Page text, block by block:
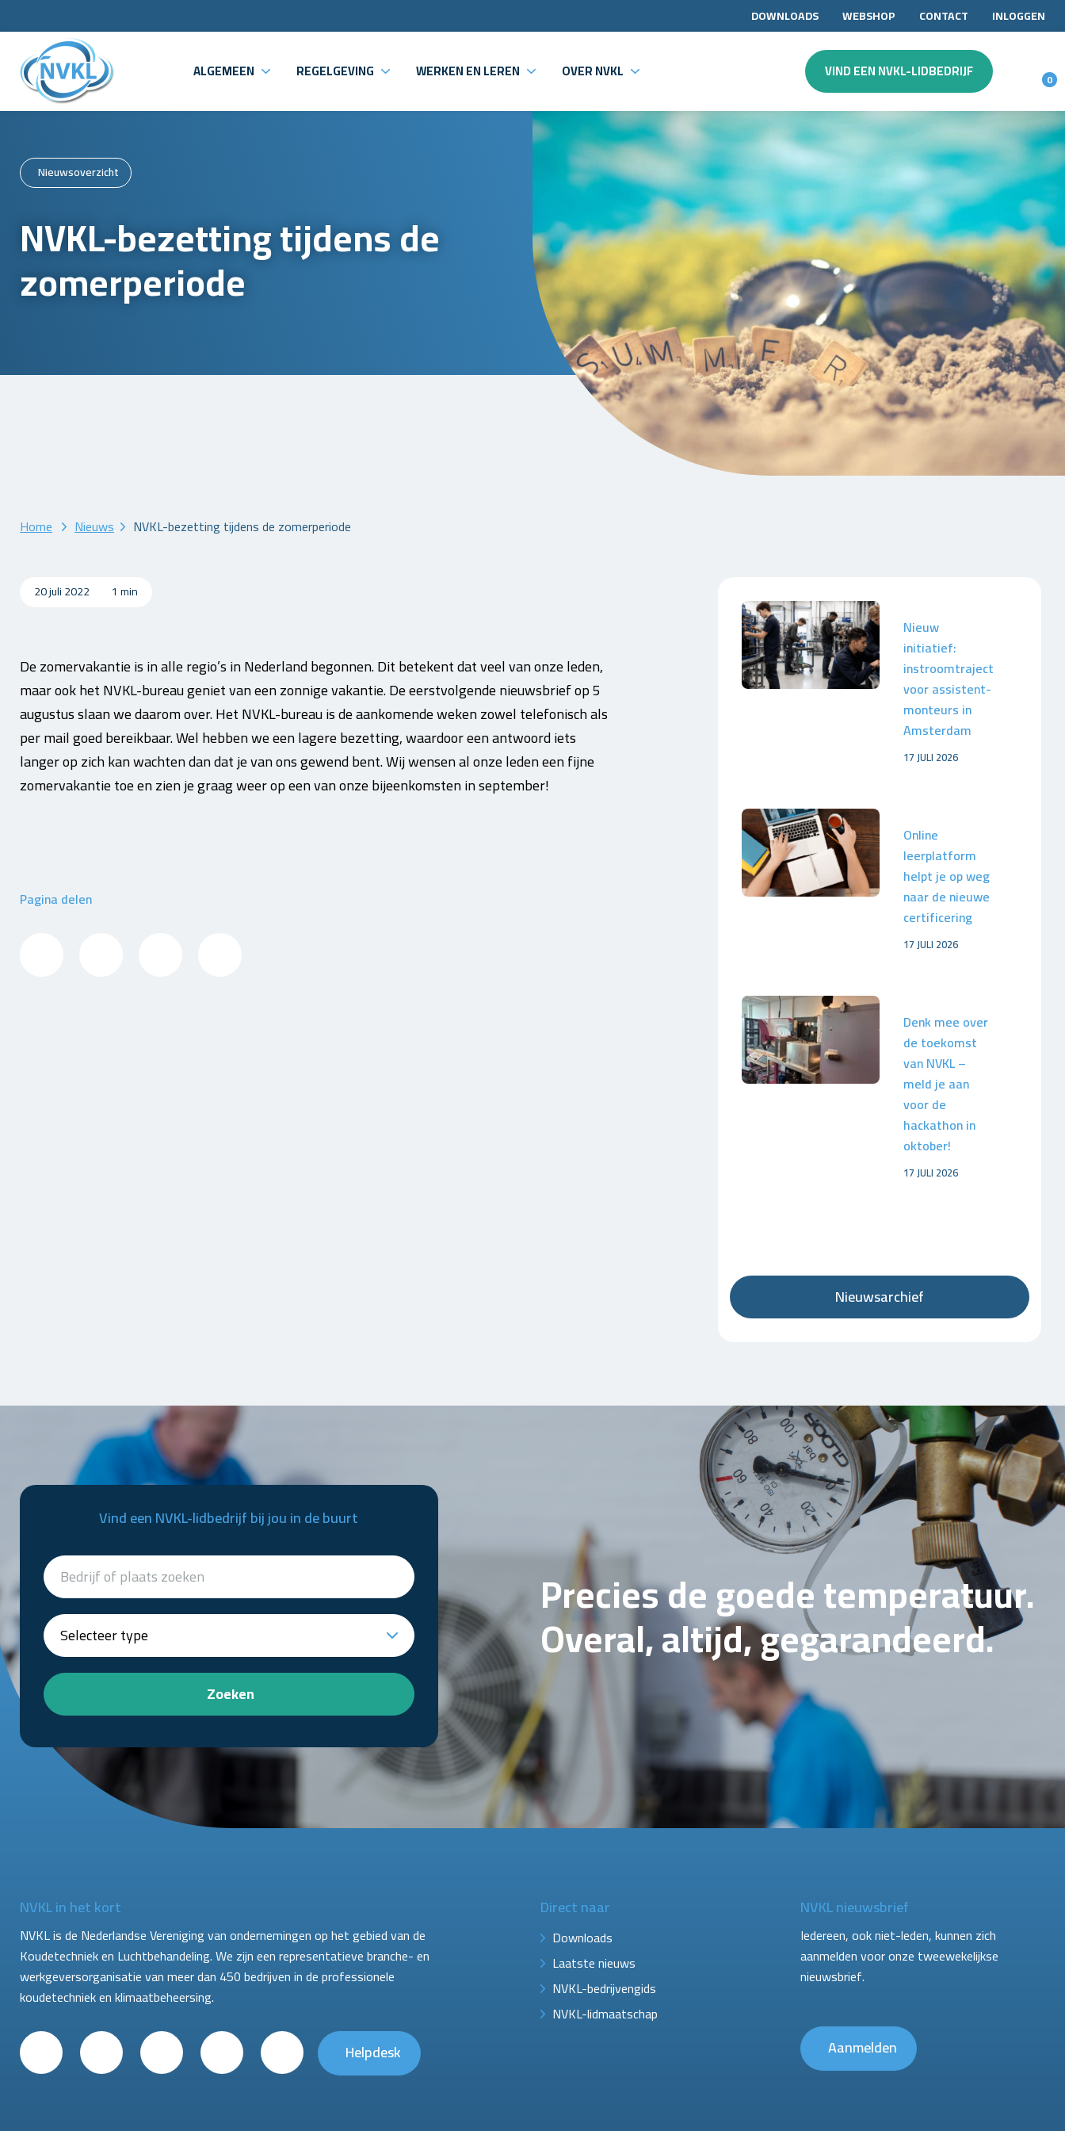
DOWNLOADS WEBSHOP CONTACT INLOGGEN
ALGEMEEN REGELGEVING WERKEN EN LEREN OVER NVKL VIND EEN NVKL-LIDBEDRIJF 0
Nieuwsoverzicht
NVKL-bezetting tijdens de
zomerperiode
Home Nieuws NVKL-bezetting tijdens de zomerperiode
20 juli 2022 1 min
De zomervakantie is in alle regio’s in Nederland begonnen. Dit betekent dat veel van onze leden,
maar ook het NVKL-bureau geniet van een zonnige vakantie. De eerstvolgende nieuwsbrief op 5
augustus slaan we daarom over. Het NVKL-bureau is de aankomende weken zowel telefonisch als
per mail goed bereikbaar. Wel hebben we een lagere bezetting, waardoor een antwoord iets
langer op zich kan wachten dan dat je van ons gewend bent. Wij wensen al onze leden een fijne
zomervakantie toe en zien je graag weer op een van onze bijeenkomsten in september!
Pagina delen
Nieuw
initiatief:
instroomtraject
voor assistent-
monteurs in
Amsterdam
17 JULI 2026
Online
leerplatform
helpt je op weg
naar de nieuwe
certificering
17 JULI 2026
Denk mee over
de toekomst
van NVKL –
meld je aan
voor de
hackathon in
oktober!
17 JULI 2026
Nieuwsarchief
Vind een NVKL-lidbedrijf bij jou in de buurt
Zoeken
Precies de goede temperatuur.
Overal, altijd, gegarandeerd.
NVKL in het kort
NVKL is de Nederlandse Vereniging van ondernemingen op het gebied van de
Koudetechniek en Luchtbehandeling. We zijn een representatieve branche- en
werkgeversorganisatie van meer dan 450 bedrijven in de professionele
koudetechniek en klimaatbeheersing.
Helpdesk
Direct naar
Downloads
Laatste nieuws
NVKL-bedrijvengids
NVKL-lidmaatschap
NVKL nieuwsbrief
Iedereen, ook niet-leden, kunnen zich
aanmelden voor onze tweewekelijkse
nieuwsbrief.
Aanmelden